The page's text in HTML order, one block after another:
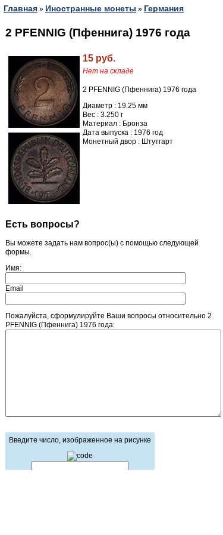
Главная » Иностранные монеты » Германия
2 PFENNIG (Пфеннига) 1976 года
15 руб.
Нет на складе
2 PFENNIG (Пфеннига) 1976 года
Диаметр : 19.25 мм
Вес : 3.250 г
Материал : Бронза
Дата выпуска : 1976 год
Монетный двор : Штутгарт
Есть вопросы?
Вы можете задать нам вопрос(ы) с помощью следующей
формы.
Имя:
Email
Пожалуйста, сформулируйте Ваши вопросы относительно 2
PFENNIG (Пфеннига) 1976 года:
Введите число, изображенное на рисунке